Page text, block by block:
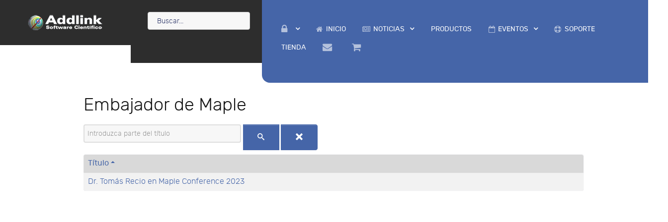
INICIO NOTICIAS PRODUCTOS EVENTOS SOPORTE
TIENDA
Embajador de Maple
Introduzca parte del título
Título
Dr. Tomás Recio en Maple Conference 2023